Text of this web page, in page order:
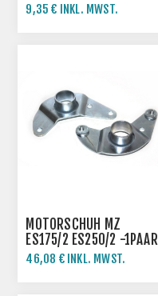
9,35 € INKL. MWST.
MOTORSCHUH MZ
ES175/2 ES250/2 -1PAAR
46,08 € INKL. MWST.